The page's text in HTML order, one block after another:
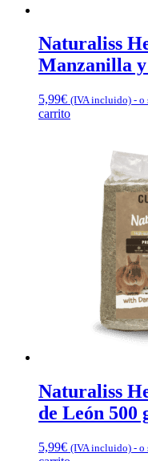
Naturaliss
Manzanilla
5,99€ (IVA incluido) - o
carrito
Naturaliss
de León 500
5,99€ (IVA incluido) - o